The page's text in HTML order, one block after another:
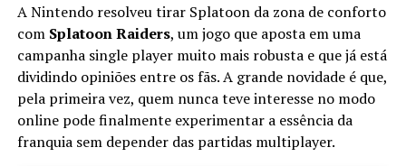
RELATED TOPICS: ASTERIX
UP NEXT
Mario Plumber Journey é o MELHOR Jogo Mario para
CELULAR
DON'T MISS
Sonic 2 Dissiped – O Final Triste do Tails
A Nintendo resolveu tirar Splatoon da zona de conforto
com Splatoon Raiders, um jogo que aposta em uma
campanha single player muito mais robusta e que já está
dividindo opiniões entre os fãs. A grande novidade é que,
pela primeira vez, quem nunca teve interesse no modo
online pode finalmente experimentar a essência da
franquia sem depender das partidas multiplayer.